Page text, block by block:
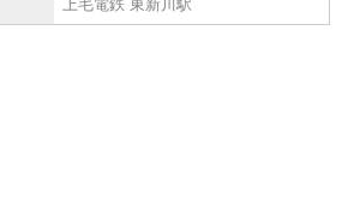
上毛電鉄 東新川駅